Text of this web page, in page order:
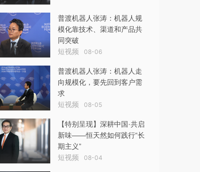
普渡机器人张涛：机器人规
模化靠技术、渠道和产品共
同突破
短视频 08-06
普渡机器人张涛：机器人走
向规模化，要先回到客户需
求
短视频 08-05
【特别呈现】深耕中国·共启
新味——恒天然如何践行“长
期主义”
短视频 08-04